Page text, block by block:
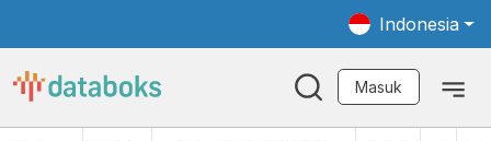
Indonesia
Masuk